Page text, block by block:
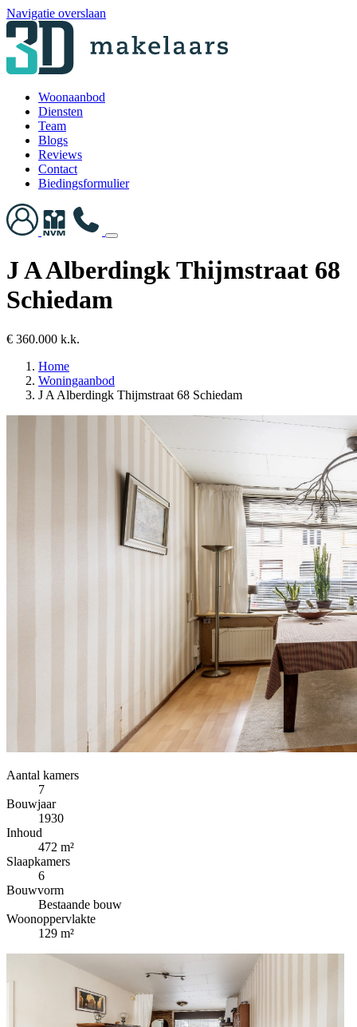
Navigatie overslaan
Woonaanbod
Diensten
Team
Blogs
Reviews
Contact
Biedingsformulier
J A Alberdingk Thijmstraat 68
Schiedam
€ 360.000 k.k.
Home
Woningaanbod
J A Alberdingk Thijmstraat 68 Schiedam
Aantal kamers
7
Bouwjaar
1930
Inhoud
472 m²
Slaapkamers
6
Bouwvorm
Bestaande bouw
Woonoppervlakte
129 m²